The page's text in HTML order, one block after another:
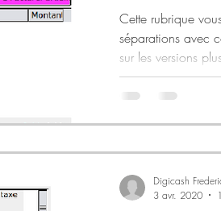
Cette rubrique
séparations avec
sur les versions
Digicash
3 avr. 2020